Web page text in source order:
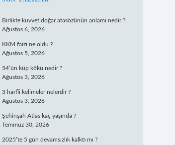
SIDEBAR
Birlikte kuvvet doğar atasözünün anlamı nedir ?
Ağustos 6, 2026
KKM faizi ne oldu ?
Ağustos 5, 2026
54’ün küp kökü nedir ?
Ağustos 3, 2026
3 harfli kelimeler nelerdir ?
Ağustos 3, 2026
Şehinşah Atlas kaç yaşında ?
Temmuz 30, 2026
2025’te 5 gün devamsızlık kalktı mı ?